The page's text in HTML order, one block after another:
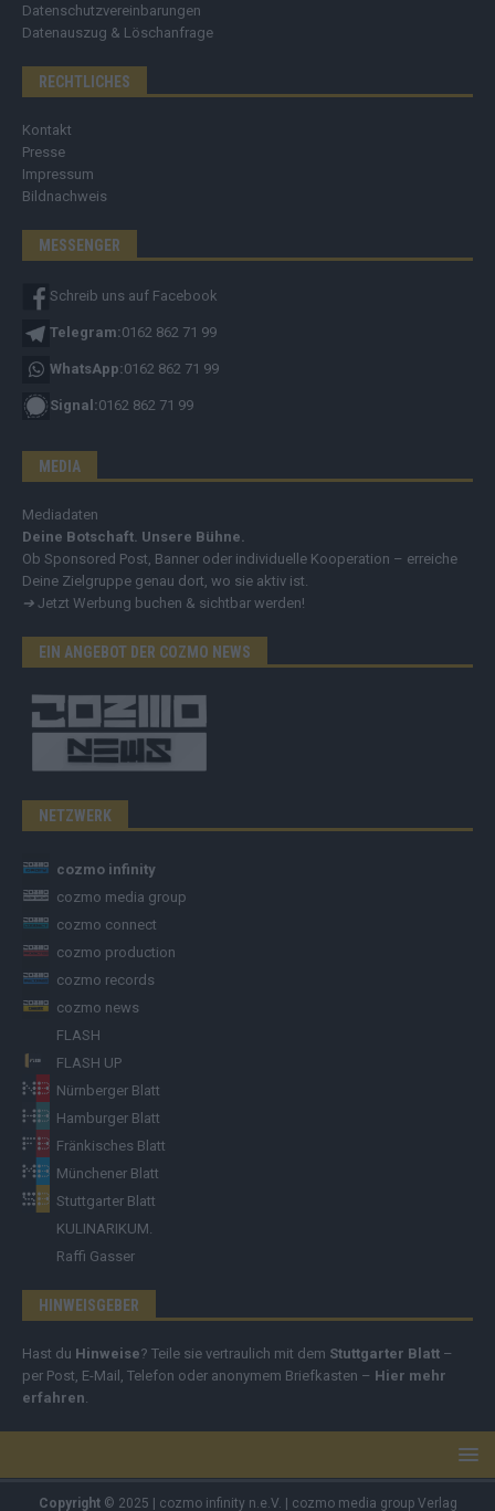
Datenschutzvereinbarungen
Datenauszug & Löschanfrage
RECHTLICHES
Kontakt
Presse
Impressum
Bildnachweis
MESSENGER
Schreib uns auf Facebook
Telegram:0162 862 71 99
WhatsApp:0162 862 71 99
Signal:0162 862 71 99
MEDIA
Mediadaten
Deine Botschaft. Unsere Bühne.
Ob Sponsored Post, Banner oder individuelle Kooperation – erreiche
Deine Zielgruppe genau dort, wo sie aktiv ist.
➔ Jetzt Werbung buchen & sichtbar werden!
EIN ANGEBOT DER COZMO NEWS
NETZWERK
cozmo infinity
cozmo media group
cozmo connect
cozmo production
cozmo records
cozmo news
FLASH
FLASH UP
Nürnberger Blatt
Hamburger Blatt
Fränkisches Blatt
Münchener Blatt
Stuttgarter Blatt
KULINARIKUM.
Raffi Gasser
HINWEISGEBER
Hast du Hinweise? Teile sie vertraulich mit dem Stuttgarter Blatt –
per Post, E-Mail, Telefon oder anonymem Briefkasten – Hier mehr
erfahren.
Copyright© 2025 | cozmo infinity n.e.V. | cozmo media group Verlag